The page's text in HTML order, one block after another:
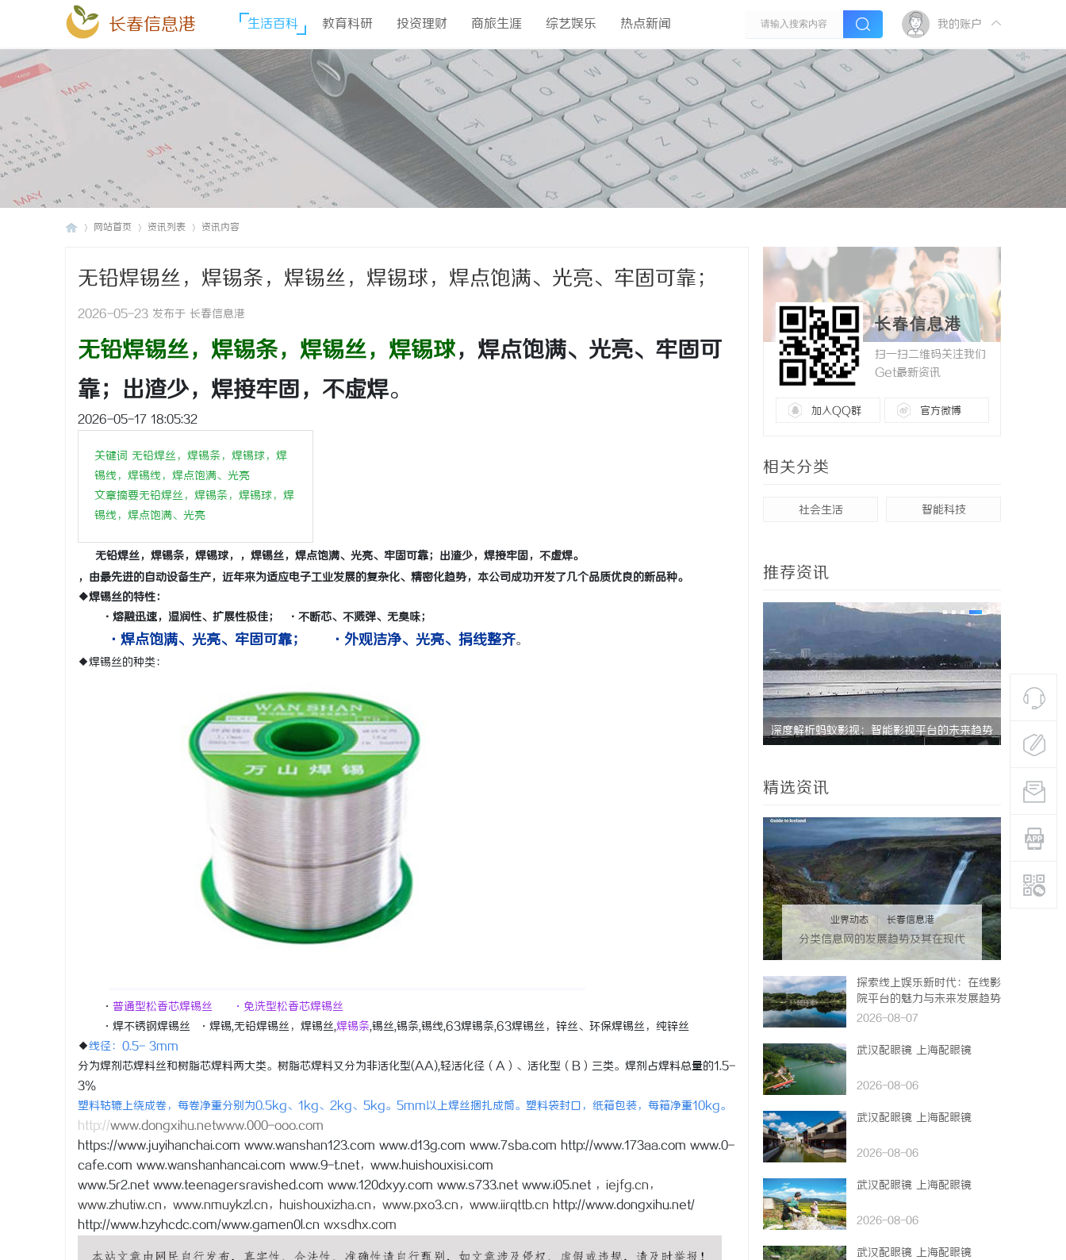
长春信息港 生活百科 教育科研 投资理财 商旅生涯 综艺娱乐 热点新闻 我的账户
网站首页 资讯列表 资讯内容
无铅焊锡丝，焊锡条，焊锡丝，焊锡球，焊点饱满、光亮、牢固可靠；
出渣少，焊接牢固，不虚焊
2026-05-23 发布于 长春信息港
无铅焊锡丝，焊锡条，焊锡丝， 焊锡球，焊点饱满、光亮、牢固可
靠；出渣少，焊接牢固，不虚焊。
2026-05-17 18:05:32
关键词 无铅焊丝，焊锡条，焊锡球， 焊
锡线， 焊锡线，焊点饱满、光亮
文章摘要无铅焊丝，焊锡条，焊锡球，焊
锡线，焊点饱满、光亮
无铅焊丝，焊锡条，焊锡球，，焊锡丝，焊点饱满、光亮、牢固可靠；出渣少，焊接牢固，不虚焊。
，由最先进的自动设备生产，近年来为适应电子工业发展的复杂化、精密化趋势，本公司成功开发了几个品质优良的新品种。
◆焊锡丝的特性：
·熔融迅速，湿润性、扩展性极佳； ·不断芯、不溅弹、无臭味；
·焊点饱满、光亮、牢固可靠； ·外观洁净、光亮、捐线整齐。
◆焊锡丝的种类：
· 普通型松香芯焊锡丝 ·免洗型松香芯焊锡丝
·焊不锈钢焊锡丝 ·焊锡,无铅焊锡丝，焊锡丝,焊锡条,锡丝,锡条,锡线,63焊锡条,63焊锡丝，锌丝、环保焊锡丝，纯锌丝
◆线径：0.5- 3mm
分为焊剂芯焊料丝和树脂芯焊料两大类。树脂芯焊料又分为非活化型(AA),轻活化径（A）、活化型（B）三类。焊剂占焊料总量的1.5-
3％
塑料轱辘上绕成卷，每卷净重分别为0.5kg、1kg、2kg、5kg。5mm以上焊丝捆扎成筒。塑料袋封口，纸箱包装，每箱净重10kg。
http://www.dongxihu.netwww.000-ooo.com
https://www.juyihanchai.com www.wanshan123.com www.d13g.com www.7sba.com http://www.173aa.com www.0-
cafe.com www.wanshanhancai.com www.9-t.net，www.huishouxisi.com
www.5r2.net www.teenagersravished.com www.120dxyy.com www.s733.net www.i05.net ， iejfg.cn ，
www.zhutiw.cn ， www.nmuykzl.cn ， huishouxizha.cn ， www.pxo3.cn ， www.iirqttb.cn http://www.dongxihu.net/
http://www.hzyhcdc.com/www.gamen0l.cn wxsdhx.com
长春信息港
扫一扫二维码关注我们
Get最新资讯
加入QQ群 官方微博
相关分类
社会生活 智能科技
推荐资讯
商标买卖：：如何把握机遇与规避风险 深入解析飞牛影视：打造优质影视体验的先锋
平台
深度解析蚂蚁影视：智能影视平台的未来趋势 探索在线影院：现代人与影视娱乐的数字连接
精选资讯
业界动态 长春信息港
分类信息网的发展趋势及其在现代
生活中的重要作用解析
探索线上娱乐新时代：在线影
院平台的魅力与未来发展趋势
2026-08-07
武汉配眼镜 上海配眼镜
2026-08-06
武汉配眼镜 上海配眼镜
2026-08-06
武汉配眼镜 上海配眼镜
2026-08-06
武汉配眼镜 上海配眼镜